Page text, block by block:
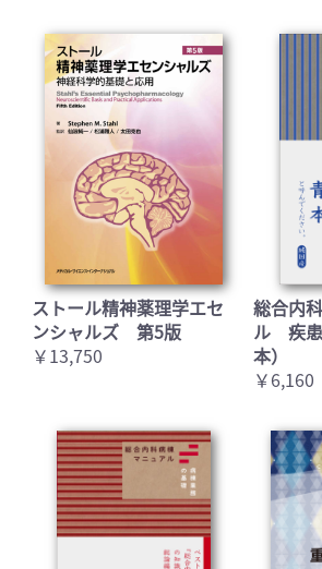
ストール精神薬理学エセ
ンシャルズ 第5版
￥13,750
総合内
ル 疾患
本）
￥6,160